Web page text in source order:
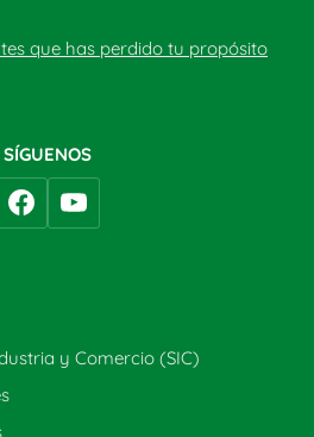
que has perdido tu propósito
SÍGUENOS
y Comercio (SIC)